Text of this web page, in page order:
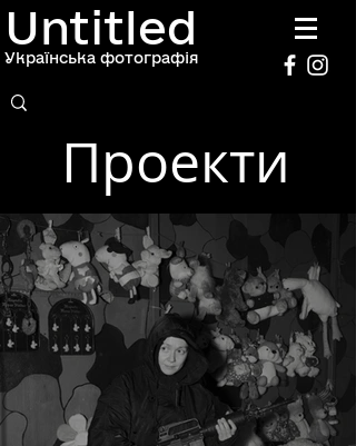
Untitled
Українська фотографія
Проекти